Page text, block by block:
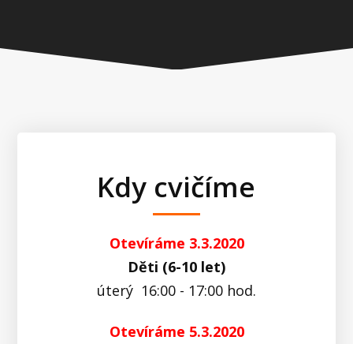
Kdy cvičíme
Otevíráme 3.3.2020
Děti (6-10 let)
úterý 16:00 - 17:00 hod.
Otevíráme 5.3.2020